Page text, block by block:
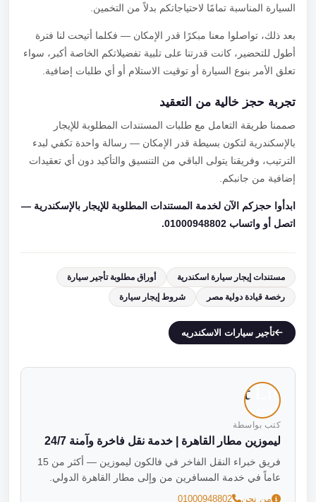
السيارة المناسبة تمامًا لاحتياجاتكم بدلاً من التخمين.
بعد ذلك، تواصلوا معنا مبكرًا قدر الإمكان — فكلما أتيحت لنا فترة
أطول للتحضير، كانت قدرتنا على تلبية تفضيلاتكم الخاصة أكبر، سواء
تعلق الأمر بنوع السيارة أو توقيت الاستلام أو أي طلبات إضافية.
تجربة حجز خالية من التعقيد
صممنا طريقة التعامل مع طلبات المستندات المطلوبة للإيجار
بالإسكندرية لتكون بسيطة قدر الإمكان — رسالة واحدة تكفي لبدء
الترتيب، وفريقنا يتولى الباقي من التنسيق والتأكيد دون أي تعقيدات
إضافية من جانبكم.
ابدأوا حجزكم الآن لخدمة المستندات المطلوبة للإيجار بالإسكندرية —
اتصل أو واتساب 01000948802.
مستندات إيجار سيارة اسكندرية
أوراق مطلوبة تأجير سيارة
رخصة قيادة دولية مصر
شروط إيجار سيارة
تأجير سيارات الاسكندريه
كتب بواسطة
ليموزين مطار القاهرة | خدمة نقل فاخرة وآمنة 24/7
فريق خبراء النقل الفاخر في فالكون ليموزين — أكثر من 15
عاماً في خدمة المسافرين من وإلى مطار القاهرة الدولي.
من نحن 01000948802